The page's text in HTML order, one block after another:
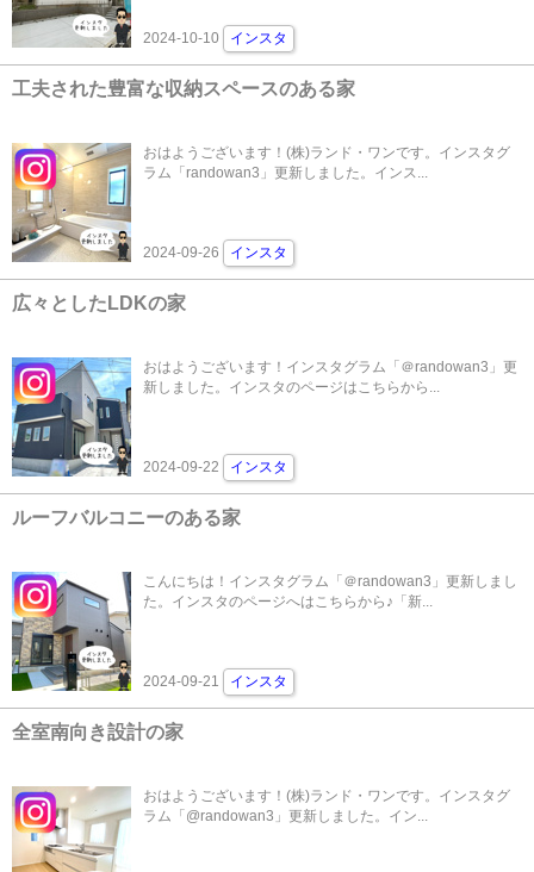
2024-10-10 インスタ
工夫された豊富な収納スペースのある家
おはようございます！(株)ランド・ワンです。インスタグ
ラム「randowan3」更新しました。インス...
2024-09-26 インスタ
広々としたLDKの家
おはようございます！インスタグラム「＠randowan3」更
新しました。インスタのページはこちらから...
2024-09-22 インスタ
ルーフバルコニーのある家
こんにちは！インスタグラム「＠randowan3」更新しまし
た。インスタのページへはこちらから♪「新...
2024-09-21 インスタ
全室南向き設計の家
おはようございます！(株)ランド・ワンです。インスタグ
ラム「@randowan3」更新しました。イン...